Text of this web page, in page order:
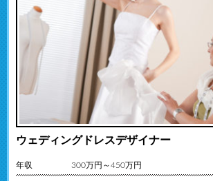
ウェディングドレスデザイナー
年収 300万円～450万円